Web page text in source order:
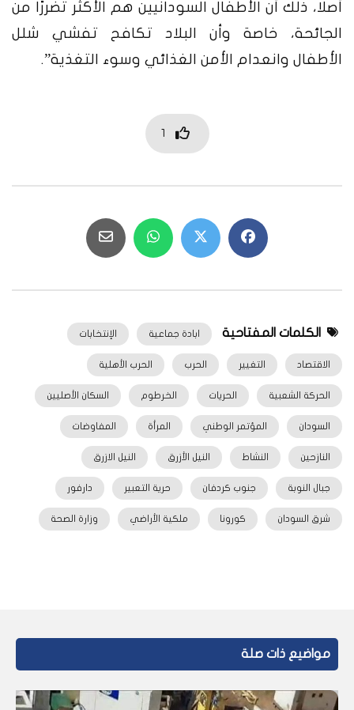
أصلًا، ذلك أن الأطفال السودانيين هم الأكثر تضررًا من
الجائحة، خاصة وأن البلاد تكافح تفشي شلل
الأطفال وانعدام الأمن الغذائي وسوء التغذية”.
1
الكلمات المفتاحية ابادة جماعية الإنتخابات
الاقتصاد التغيير الحرب الحرب الأهلية
الحركة الشعبية الحريات الخرطوم السكان الأصليين
السودان المؤتمر الوطني المرأة المفاوضات
النازحين النشاط النيل الأزرق النيل الازرق
جبال النوبة جنوب كردفان حرية التعبير دارفور
شرق السودان كورونا ملكية الأراضي وزارة الصحة
مواضيع ذات صلة